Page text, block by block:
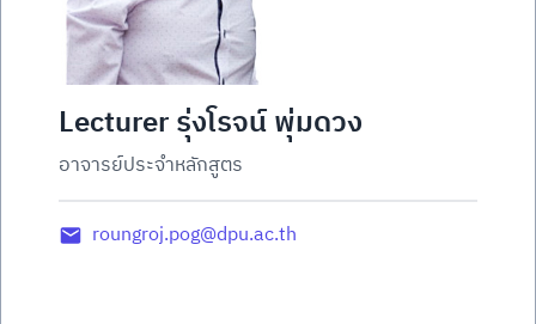
Lecturer รุ่งโรจน์ พุ่มดวง
อาจารย์ประจำหลักสูตร
roungroj.pog@dpu.ac.th